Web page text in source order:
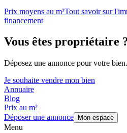
Prix moyens au m²Tout savoir sur
financement
Vous êtes propriétaire
Déposez une annonce pour votre bien.
Je souhaite vendre mon bien
Annuaire
Blog
Prix au m²
Déposer une annonce
Mon espace
Menu